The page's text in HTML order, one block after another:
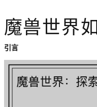
魔兽世界
引言